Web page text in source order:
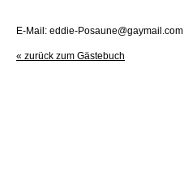
E-Mail: eddie-Posaune@gaymail.com
« zurück zum Gästebuch